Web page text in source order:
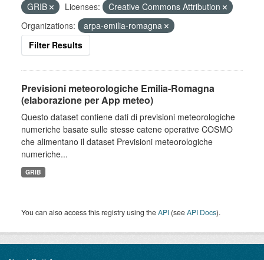
GRIB
Licenses:
Creative Commons Attribution
Organizations:
arpa-emilia-romagna
Filter Results
Previsioni meteorologiche Emilia-Romagna
(elaborazione per App meteo)
Questo dataset contiene dati di previsioni meteorologiche
numeriche basate sulle stesse catene operative COSMO
che alimentano il dataset Previsioni meteorologiche
numeriche...
GRIB
You can also access this registry using theAPI (seeAPI Docs).